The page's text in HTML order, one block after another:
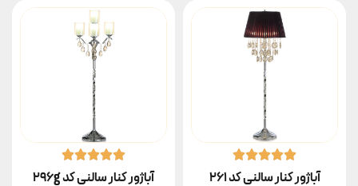
آباژور کنار سالنی کد ۲۶۱
آباژور کنار سالنی کد 296g